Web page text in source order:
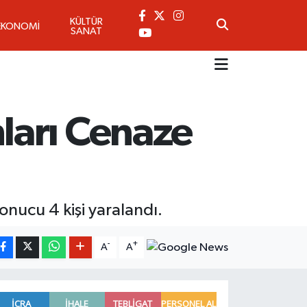
KÜLTÜR
SANAT
Cenaze
4 kişi yaralandı.
A- A+